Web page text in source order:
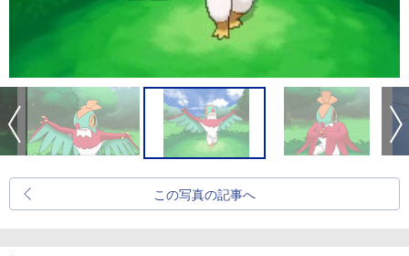
この写真の記事へ